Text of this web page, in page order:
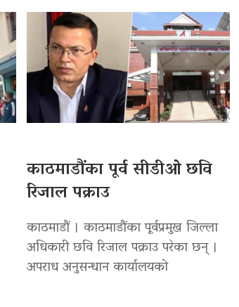
काठमाडौंका पूर्व सीडीओ छवि
रिजाल पक्राउ
काठमाडौं । काठमाडौंका पूर्वप्रमुख जिल्ला
अधिकारी छवि रिजाल पक्राउ परेका छन् ।
अपराध अनुसन्धान कार्यालयको